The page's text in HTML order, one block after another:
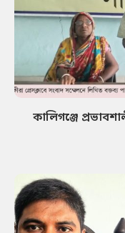
কালিগঞ্জে